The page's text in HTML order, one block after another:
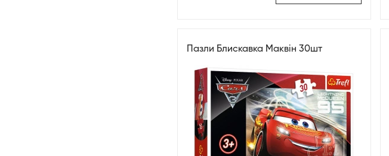
Пазли Блискавка Маквін 30шт